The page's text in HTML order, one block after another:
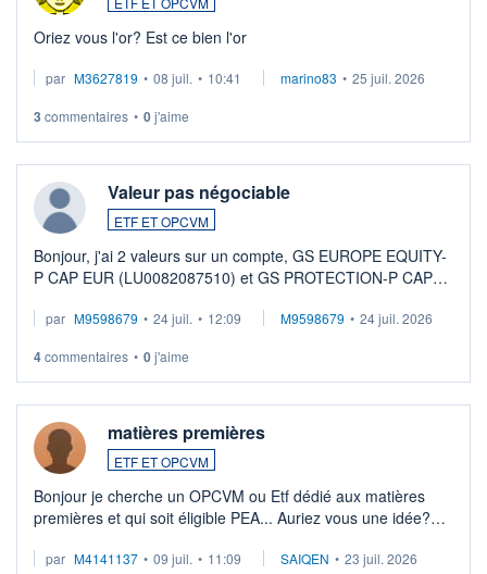
Oriez vous l'or? Est ce bien l'or
par M3627819 • 08 juil. • 10:41 marino83 • 25 juil. 2026
3 commentaires • 0j'aime
Valeur pas négociable
ETF ET OPCVM
Bonjour, j'ai 2 valeurs sur un compte, GS EUROPE EQUITY-
P CAP EUR (LU0082087510) et GS PROTECTION-P CAP
veux procéder à la vente, on me signale ...
par M9598679 • 24 juil. • 12:09 M9598679 • 24 juil. 2026
4commentaires • 0j'aime
matières premières
ETF ET OPCVM
Bonjour je cherche un OPCVM ou Etf dédié aux matières
premières et qui soit éligible PEA... Auriez vous une idée?
par M4141137 • 09 juil. • 11:09 SAIQEN • 23 juil. 2026